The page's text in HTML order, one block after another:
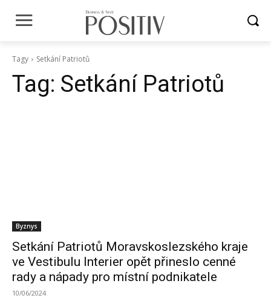
Tagy Setkání Patriotů
Tag: Setkání Patriotů
Byznys
Setkání Patriotů Moravskoslezského kraje
ve Vestibulu Interier opět přineslo cenné
rady a nápady pro místní podnikatele
10/06/2024